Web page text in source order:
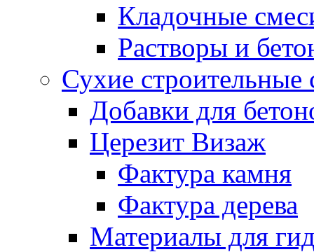
Кладочные
Растворы и
Сухие строительные
Добавки для
Церезит Визаж
Фактура камня
Фактура дерева
Материалы для